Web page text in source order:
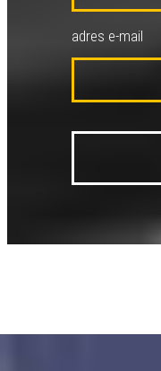
adres e-mail